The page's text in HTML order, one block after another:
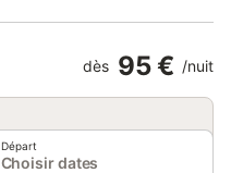
dès 95 € /nuit
Départ
Choisir dates